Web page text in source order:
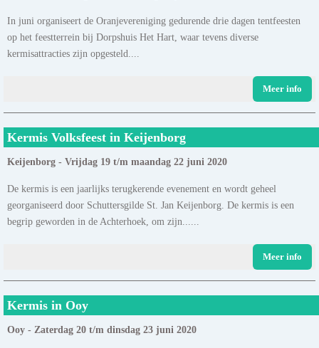
In juni organiseert de Oranjevereniging gedurende drie dagen tentfeesten
op het feestterrein bij Dorpshuis Het Hart, waar tevens diverse
kermisattracties zijn opgesteld....
Meer info
Kermis Volksfeest in Keijenborg
Keijenborg - Vrijdag 19 t/m maandag 22 juni 2020
De kermis is een jaarlijks terugkerende evenement en wordt geheel
georganiseerd door Schuttersgilde St. Jan Keijenborg. De kermis is een
begrip geworden in de Achterhoek, om zijn......
Meer info
Kermis in Ooy
Ooy - Zaterdag 20 t/m dinsdag 23 juni 2020